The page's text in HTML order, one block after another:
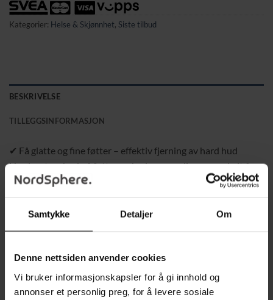
Samtykke Detaljer Om
Denne nettsiden anvender cookies
Vi bruker informasjonskapsler for å gi innhold og
annonser et personlig preg, for å levere sosiale
Kategorier: Helse & Skjønnhet, Siste tilbud
BESKRIVELSE
TILLEGGSINFORMASJON
✔ Få glatte og fine føtter – effektiv fjerning av hard hud
Hard og tørr hud på føtter og hæler er vanlig, men enkelt å
behandle med denne elektriske fotfilen. Velg riktig sliperull
• Medium kornet – for nyoppståtte hardheter
• Grovkornet – for svært hard og tykk hud
Perfekt for å tilpasse behandlingen etter behov.